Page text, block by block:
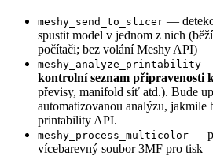
meshy_send_to_slicer —
spustit model v jednom z nich
počítači; bez volání Meshy API)
meshy_analyze_printability
kontrolní seznam připravenosti
převisy, manifold síť atd.). Bude
automatizovanou analýzu, jakmile
printability API.
meshy_process_multicolor —
vícebarevný soubor 3MF pro tisk